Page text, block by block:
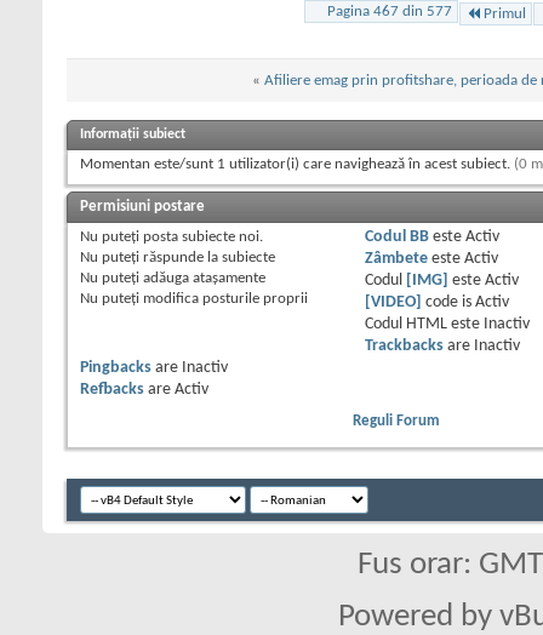
Pagina 467 din 577 Primul
« Afiliere emag prin profitshare, perioada
Informații subiect
Momentan este/sunt 1 utilizator(i) care navighează în acest subiect. (0
Permisiuni postare
Nu puteţi posta subiecte noi.
Nu puteţi răspunde la subiecte
Nu puteţi adăuga ataşamente
Nu puteţi modifica posturile proprii
Codul BBeste Activ
Zâmbeteeste Activ
Codul
[IMG] este Activ
[VIDEO] code is Activ
Codul HTML este
Inactiv
Trackbacksare
Inactiv
Pingbacks are
Inactiv
Refbacks are Activ
Reguli Forum
Fus orar:
Powered by